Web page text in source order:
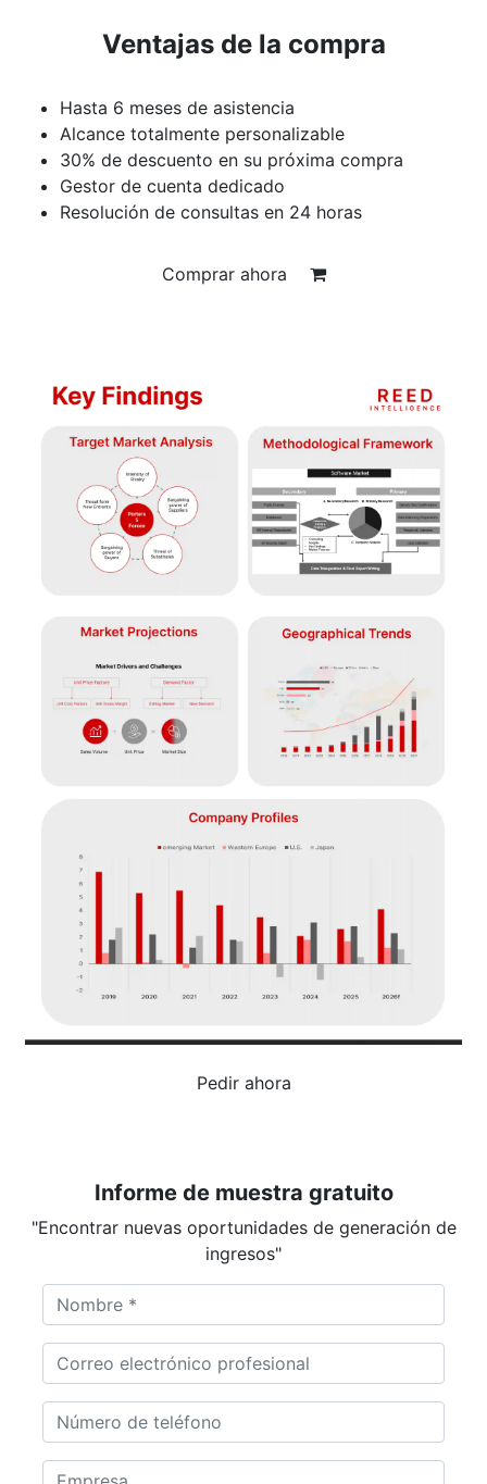
Ventajas de la compra
Hasta 6 meses de asistencia
Alcance totalmente personalizable
30% de descuento en su próxima compra
Gestor de cuenta dedicado
Resolución de consultas en 24 horas
Comprar ahora
Pedir ahora
Informe de muestra gratuito
"Encontrar nuevas oportunidades de generación de
ingresos"